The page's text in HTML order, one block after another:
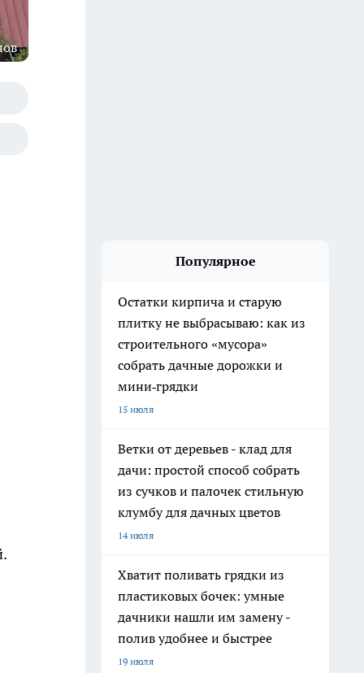
Популярное
Остатки кирпича и старую
плитку не выбрасываю: как из
строительного «мусора»
собрать дачные дорожки и
мини‑грядки
15 июля
Ветки от деревьев - клад для
дачи: простой способ собрать
из сучков и палочек стильную
клумбу для дачных цветов
14 июля
Хватит поливать грядки из
пластиковых бочек: умные
дачники нашли им замену -
полив удобнее и быстрее
19 июля